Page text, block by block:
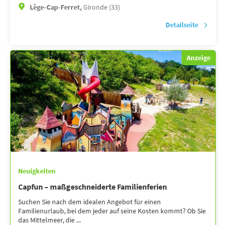
Lège-Cap-Ferret,Gironde (33)
Detailseite
Anzeige
Neuigkeiten
Capfun – maßgeschneiderte Familienferien
Suchen Sie nach dem idealen Angebot für einen
Familienurlaub, bei dem jeder auf seine Kosten kommt? Ob Sie
das Mittelmeer, die ...